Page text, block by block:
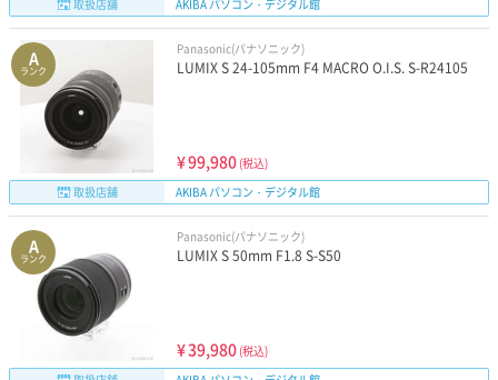
取扱店舗
AKIBA パソコン・デジタル館
A
ランク
Panasonic(パナソニック)
LUMIX S 24-105mm F4 MACRO O.I.S. S-R24105
¥99,980 (税込)
取扱店舗
AKIBA パソコン・デジタル館
A
ランク
Panasonic(パナソニック)
LUMIX S 50mm F1.8 S-S50
¥39,980 (税込)